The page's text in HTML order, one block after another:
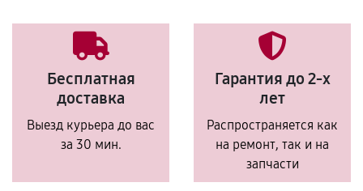
Бесплатная
доставка
Выезд курьера до вас
за 30 мин.
Гарантия до 2-х
лет
Распространяется как
на ремонт, так и на
запчасти